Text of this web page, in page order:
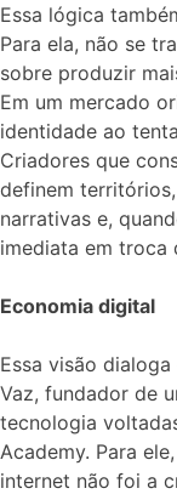
Essa lógica
Para ela, não se
sobre produzir
Em um mercado
identidade ao
Criadores que
definem
narrativas e,
imediata em troca
Economia digital
Essa visão
Vaz, fundador de
tecnologia
Academy. Para
internet não foi a